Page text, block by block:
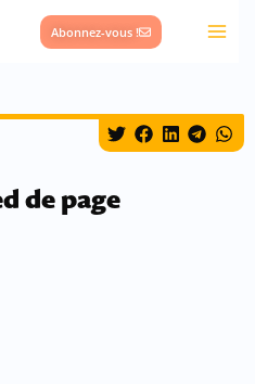
Abonnez-vous !
de page